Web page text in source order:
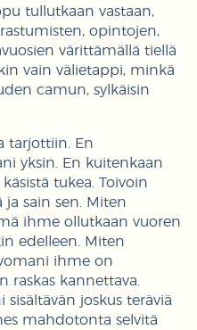
tullutkaan vastaan,
opintojen,
värittämällä tiellä
vain välietappi, minkä
camun, sylkäisin
tarjottiin. En
yksin. En kuitenkaan
tukea. Toivoin
sain sen. Miten
ihme ollutkaan vuoren
edelleen. Miten
ihme on
raskas kannettava.
joskus teräviä
mahdotonta selvitä